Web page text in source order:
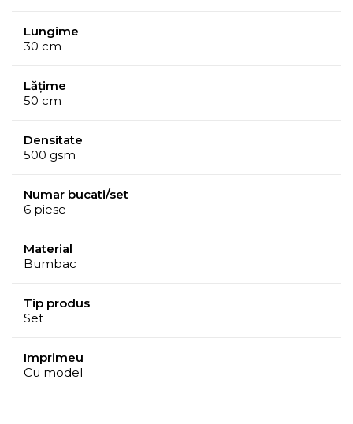
Lungime
30 cm
Lățime
50 cm
Densitate
500 gsm
Numar bucati/set
6 piese
Material
Bumbac
Tip produs
Set
Imprimeu
Cu model